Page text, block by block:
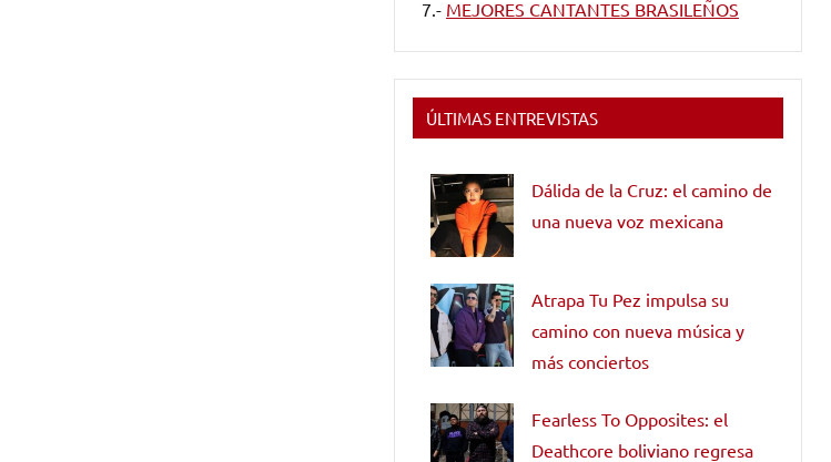
7.- MEJORES CANTANTES BRASILEÑOS
ÚLTIMAS ENTREVISTAS
Dálida de la Cruz: el camino de
una nueva voz mexicana
Atrapa Tu Pez impulsa su
camino con nueva música y
más conciertos
Fearless To Opposites: el
Deathcore boliviano regresa